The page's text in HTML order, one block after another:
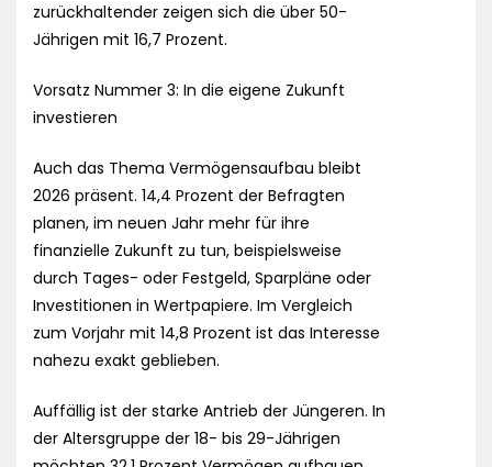
zurückhaltender zeigen sich die über 50-
Jährigen mit 16,7 Prozent.
Vorsatz Nummer 3: In die eigene Zukunft
investieren
Auch das Thema Vermögensaufbau bleibt
2026 präsent. 14,4 Prozent der Befragten
planen, im neuen Jahr mehr für ihre
finanzielle Zukunft zu tun, beispielsweise
durch Tages- oder Festgeld, Sparpläne oder
Investitionen in Wertpapiere. Im Vergleich
zum Vorjahr mit 14,8 Prozent ist das Interesse
nahezu exakt geblieben.
Auffällig ist der starke Antrieb der Jüngeren. In
der Altersgruppe der 18- bis 29-Jährigen